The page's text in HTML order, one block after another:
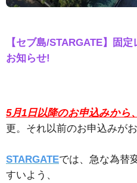
【セブ島/STARGATE】固
お知らせ!
5月1日以降のお申込みから
更。それ以前のお申込みが
STARGATEでは、急な為替
すいよう、